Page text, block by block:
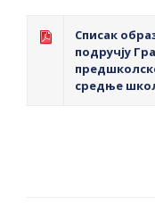
Списак
подручју
средње